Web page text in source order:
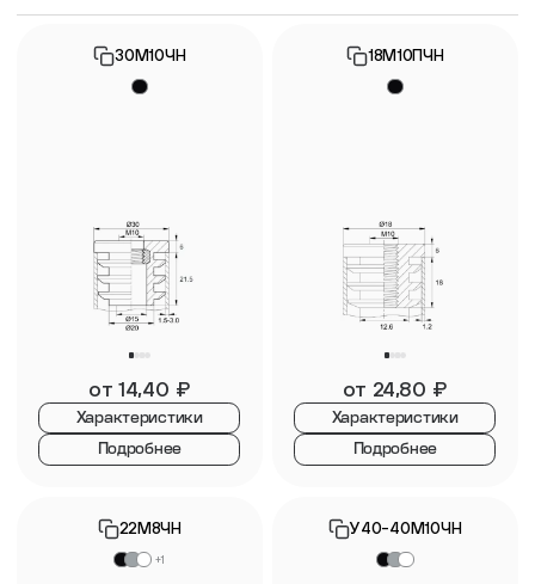
30М10ЧН
от 14,40 ₽
Характеристики
Подробнее
18М10ПЧН
от 24,80 ₽
Характеристики
Подробнее
22М8ЧН
+1
У40-40М10ЧН